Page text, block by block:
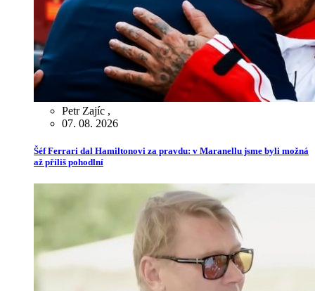
Petr Zajíc ,
07. 08. 2026
Šéf Ferrari dal Hamiltonovi za pravdu: v Maranellu jsme byli možná
až příliš pohodlní